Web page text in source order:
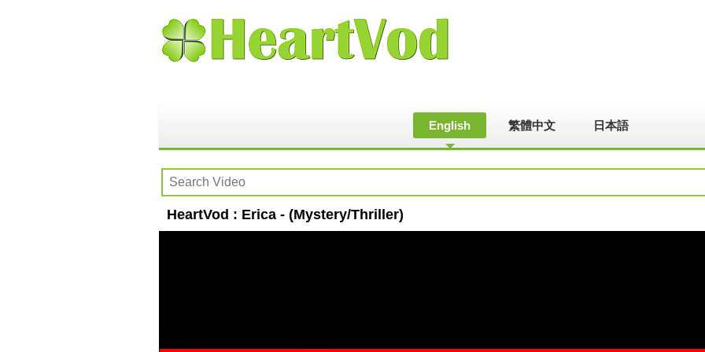
English 繁體中文 日本語
HeartVod : Erica - (Mystery/Thriller)